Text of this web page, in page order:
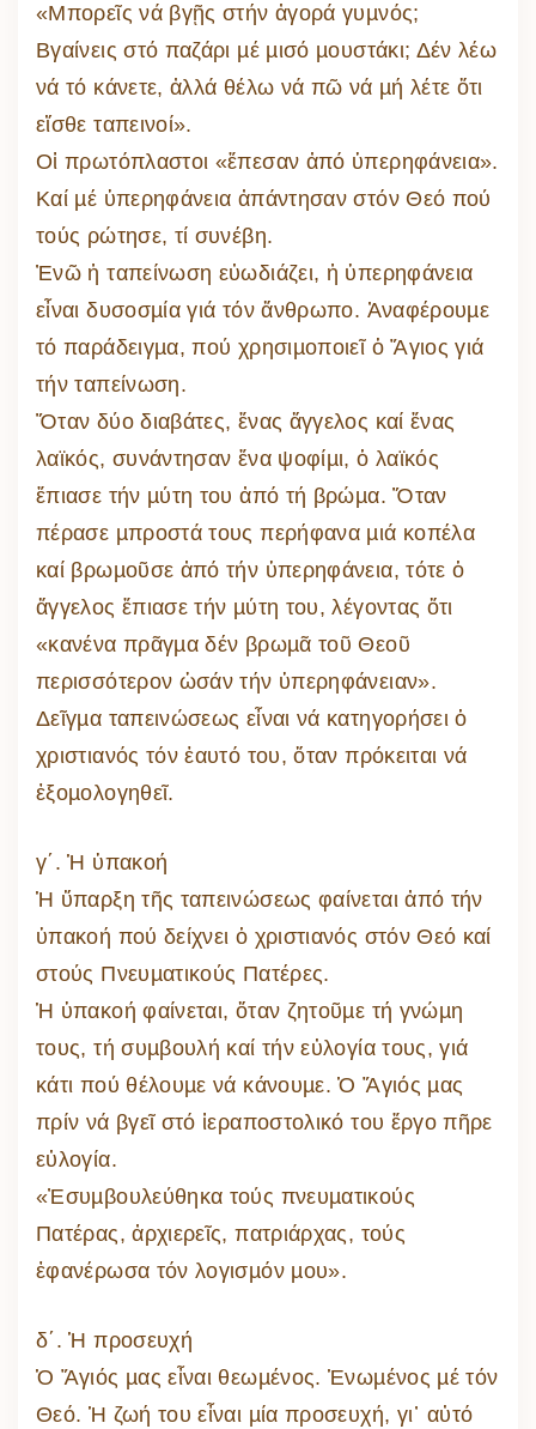
«Μπορεῖς νά βγῇς στήν ἀγορά γυµνός;
Βγαίνεις στό παζάρι µέ µισό µουστάκι; Δέν λέω
νά τό κάνετε, ἀλλά θέλω νά πῶ νά µή λέτε ὅτι
εἴσθε ταπεινοί».
Οἱ πρωτόπλαστοι «ἔπεσαν ἀπό ὑπερηφάνεια».
Καί µέ ὑπερηφάνεια ἀπάντησαν στόν Θεό πού
τούς ρώτησε, τί συνέβη.
Ἐνῶ ἡ ταπείνωση εὐωδιάζει, ἡ ὑπερηφάνεια
εἶναι δυσοσµία γιά τόν ἄνθρωπο. Ἀναφέρουµε
τό παράδειγµα, πού χρησιµοποιεῖ ὁ Ἅγιος γιά
τήν ταπείνωση.
Ὅταν δύο διαβάτες, ἕνας ἄγγελος καί ἕνας
λαϊκός, συνάντησαν ἕνα ψοφίµι, ὁ λαϊκός
ἔπιασε τήν µύτη του ἀπό τή βρώµα. Ὅταν
πέρασε µπροστά τους περήφανα µιά κοπέλα
καί βρωµοῦσε ἀπό τήν ὑπερηφάνεια, τότε ὁ
ἄγγελος ἔπιασε τήν µύτη του, λέγοντας ὅτι
«κανένα πρᾶγµα δέν βρωµᾶ τοῦ Θεοῦ
περισσότερον ὡσάν τήν ὑπερηφάνειαν».
Δεῖγµα ταπεινώσεως εἶναι νά κατηγορήσει ὁ
χριστιανός τόν ἑαυτό του, ὅταν πρόκειται νά
ἐξοµολογηθεῖ.
γ΄. Ἡ ὑπακοή
Ἡ ὕπαρξη τῆς ταπεινώσεως φαίνεται ἀπό τήν
ὑπακοή πού δείχνει ὁ χριστιανός στόν Θεό καί
στούς Πνευµατικούς Πατέρες.
Ἡ ὑπακοή φαίνεται, ὅταν ζητοῦµε τή γνώµη
τους, τή συµβουλή καί τήν εὐλογία τους, γιά
κάτι πού θέλουµε νά κάνουµε. Ὁ Ἅγιός µας
πρίν νά βγεῖ στό ἱεραποστολικό του ἔργο πῆρε
εὐλογία.
«Ἐσυµβουλεύθηκα τούς πνευµατικούς
Πατέρας, ἀρχιερεῖς, πατριάρχας, τούς
ἐφανέρωσα τόν λογισµόν µου».
δ΄. Ἡ προσευχή
Ὁ Ἅγιός µας εἶναι θεωµένος. Ἑνωµένος µέ τόν
Θεό. Ἡ ζωή του εἶναι µία προσευχή, γι᾽ αὐτό